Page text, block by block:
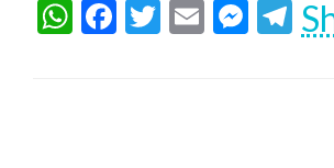
WhatsApp
Facebook
Twitter
Email